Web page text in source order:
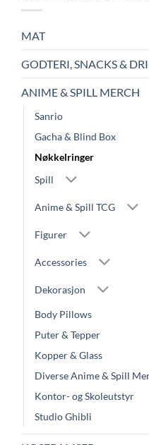
MAT
GODTERI, SNACKS &
ANIME & SPILL MERCH
Sanrio
Gacha & Blind Box
Nøkkelringer
Spill
Anime & Spill TCG
Figurer
Accessories
Dekorasjon
Body Pillows
Puter & Tepper
Kopper & Glass
Diverse Anime & Spill
Kontor- og Skoleutstyr
Studio Ghibli